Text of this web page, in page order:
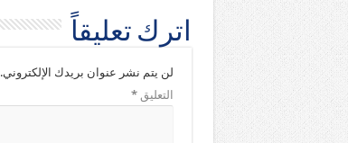
اترك تعليقاً
لن يتم نشر عنوان بريدك الإلكتروني.
التعليق*